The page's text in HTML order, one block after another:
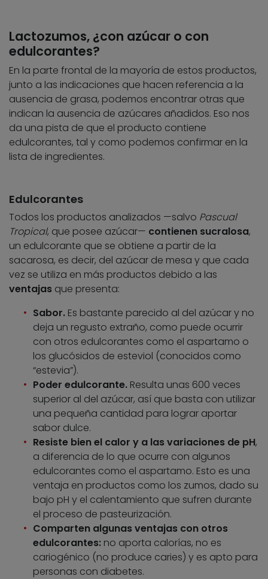
Lactozumos, ¿con azúcar o con
edulcorantes?
En la parte frontal de la mayoría de estos productos,
junto a las indicaciones que hacen referencia a la
ausencia de grasa, podemos encontrar otras que
indican la ausencia de azúcares añadidos. Eso nos
da una pista de que el producto contiene
edulcorantes, tal y como podemos confirmar en la
lista de ingredientes.
Edulcorantes
Todos los productos analizados —salvo Pascual
Tropical, que posee azúcar— contienen sucralosa,
un edulcorante que se obtiene a partir de la
sacarosa, es decir, del azúcar de mesa y que cada
vez se utiliza en más productos debido a las
ventajas que presenta:
Sabor. Es bastante parecido al del azúcar y no
deja un regusto extraño, como puede ocurrir
con otros edulcorantes como el aspartamo o
los glucósidos de esteviol (conocidos como
“estevia”).
Poder edulcorante. Resulta unas 600 veces
superior al del azúcar, así que basta con utilizar
una pequeña cantidad para lograr aportar
sabor dulce.
Resiste bien el calor y a las variaciones de pH,
a diferencia de lo que ocurre con algunos
edulcorantes como el aspartamo. Esto es una
ventaja en productos como los zumos, dado su
bajo pH y el calentamiento que sufren durante
el proceso de pasteurización.
Comparten algunas ventajas con otros
edulcorantes: no aporta calorías, no es
cariogénico (no produce caries) y es apto para
personas con diabetes.